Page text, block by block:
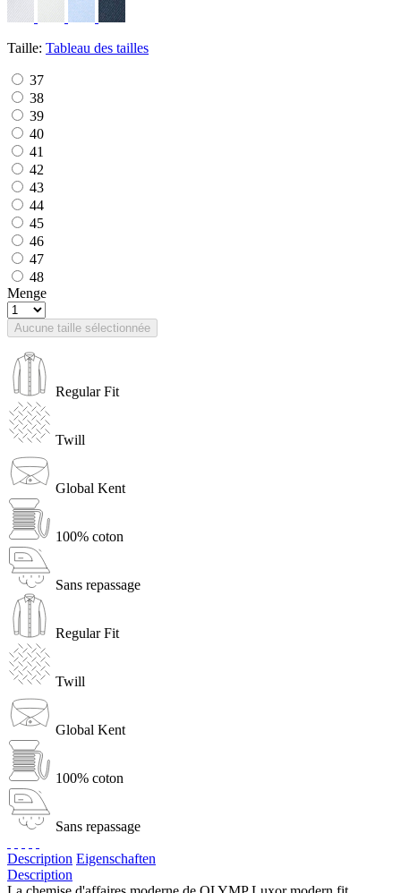
Taille: Tableau des tailles
37
38
39
40
41
42
43
44
45
46
47
48
Menge
Aucune taille sélectionnée
Regular Fit
Twill
Global Kent
100% coton
Sans repassage
Regular Fit
Twill
Global Kent
100% coton
Sans repassage
Description Eigenschaften
Description